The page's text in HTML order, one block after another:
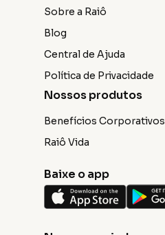
Sobre a Raiô
Blog
Central de Ajuda
Política de Privacidade
Nossos produtos
Benefícios Corporativos
Raiô Vida
Baixe o app